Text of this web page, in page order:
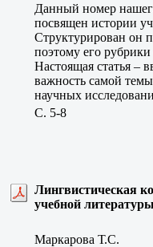
Данный номер
посвящен истории
Структурирован он
поэтому его
Настоящая статья –
важность самой
научных
C. 5-8
Лингвистическая
учебной
Маркарова Т.С.